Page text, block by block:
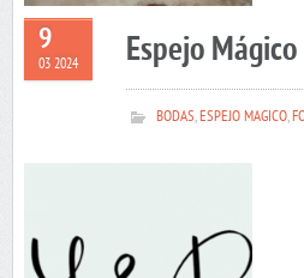
9
03 2024 Espejo
BODAS,ESPEJO MAGICO,